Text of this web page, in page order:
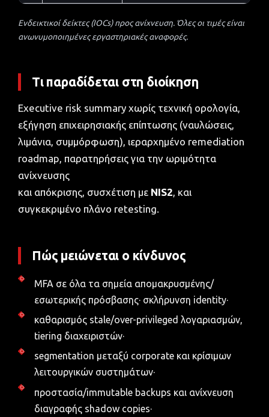
Ενδεικτικοί δείκτες (IOCs) προς ανίχνευση. Όλες οι τιμές είναι
ανωνυμοποιημένες εργαστηριακές αναφορές.
Τι παραδίδεται στη διοίκηση
Executive risk summary χωρίς τεχνική ορολογία,
εξήγηση επιχειρησιακής επίπτωσης (ναυλώσεις,
λιμάνια, συμμόρφωση), ιεραρχημένο remediation
roadmap, παρατηρήσεις για την ωριμότητα
ανίχνευσης
και απόκρισης, συσχέτιση με NIS2, και
συγκεκριμένο πλάνο retesting.
Πώς μειώνεται ο κίνδυνος
MFA σε όλα τα σημεία απομακρυσμένης/
εσωτερικής πρόσβασης· σκλήρυνση identity·
καθαρισμός stale/over-privileged λογαριασμών,
tiering διαχειριστών·
segmentation μεταξύ corporate και κρίσιμων
λειτουργικών συστημάτων·
προστασία/immutable backups και ανίχνευση
διαγραφής shadow copies·